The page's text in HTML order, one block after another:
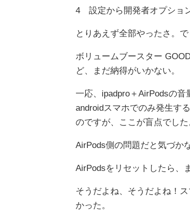
4 設定から開発者オプショ
とりあえず全部やったさ。で
ボリュームブースター
ど、まだ納得がいかない。
一応、ipadpro＋AirPodsの
androidスマホでのみ発生す
のですが、ここが盲点でした
AirPods側の問題だと気づか
AirPodsをリセットしたら、
そうだよね、そうだよね！
かった。